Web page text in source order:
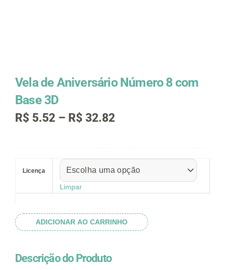
Vela de Aniversário Número 8 com
Base 3D
R$ 5.52 – R$ 32.82Faixa
através
R$ 32.82
Licença
Limpar
Aniversário
Base
3D
ADICIONAR AO CARRINHO
Descrição do Produto